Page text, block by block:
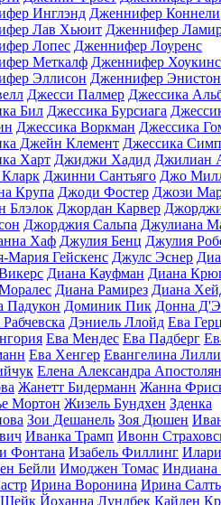
Инглэнд Дженнифер Коннели
Лав Хьюит Дженнифер
Лопес Дженнифер Лоуренс
Меткалф Дженнифер Хоукинс
Эллисон Дженнифер Энистон
Джесси Палмер Джессика
Бил Джессика Бурсиага
Джессика Воркман Джессика
Джейн Клемент Джессика
Харт Джиджи Хадид Джилиан
Джинни Сантьяго Джо
Крупа Джоди Фостер Джози
Блэлок Джордан Карвер
Джорджия Сальпа Джулиана
Хаф Джулия Бенц Джулия
Мария Гейскенс Джулс Эснер
Диана Кауфман Диана
Диана Рамирез Диана
Падукон Доминик Пик Донна
Дэниель Ллойд Ева
Ева Мендес Ева Падберг
Ева Хенгер Евангелина Лилли
Елена Александра
Жанетт Бидерманн Жанна
Мортон Жизель Бундхен Зденка
Зои Дешанель Зоя Дюшен
Иванка Трамп Ивонн
Фонтана Изабель Филлинг
Бейли Имоджен Томас Индиана
Ирина Воронина Ирина
Йоханна Лундбек Кайден